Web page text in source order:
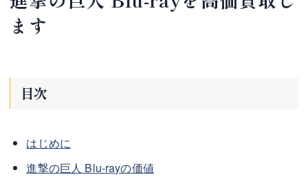
ます
目次
はじめに
進撃の巨人 Blu-rayの価値